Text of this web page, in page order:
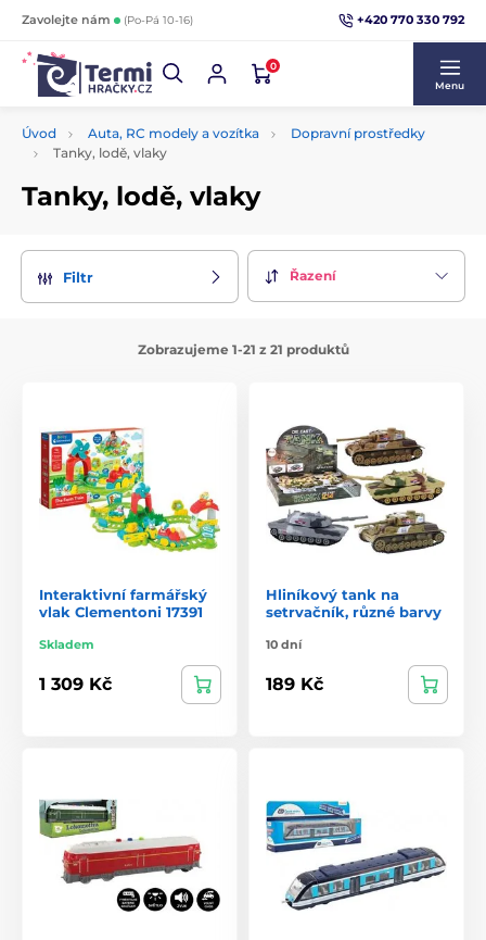
Zavolejte nám (Po-Pá 10-16) +420 770 330 792
0
Menu
Úvod Auta, RC modely a vozítka
Dopravní prostředky
Tanky, lodě, vlaky
Tanky, lodě, vlaky
Filtr Řazení
Zobrazujeme 1-21 z 21 produktů
Interaktivní farmářský
vlak Clementoni 17391
Skladem
1 309 Kč
Hliníkový tank na
setrvačník, různé barvy
10 dní
189 Kč